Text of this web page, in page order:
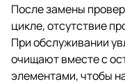
После замены
цикле, отсутствие
При обслуживании
очищают вместе с
элементами, чтобы